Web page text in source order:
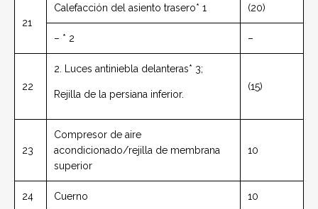
21
Calefacción del asiento trasero* 1 (20)
– * 2 –
22
2. Luces antiniebla delanteras* 3;
Rejilla de la persiana inferior.
(15)
23
Compresor de aire
acondicionado/rejilla de membrana
superior
10
24 Cuerno 10